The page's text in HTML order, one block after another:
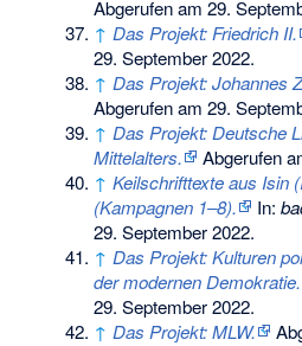
Abgerufen am 29.
↑ Das Projekt: Friedrich II.
29. September 2022.
↑ Das Projekt: Johannes
Abgerufen am 29.
↑ Das Projekt: Deutsche
Mittelalters.
Abgerufen
↑ Keilschrifttexte aus Isin
(Kampagnen 1–8).
In:
29. September 2022.
↑ Das Projekt: Kulturen
der modernen Demokratie.
29. September 2022.
↑ Das Projekt: MLW.